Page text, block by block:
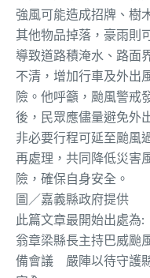
強風可能造成招牌、樹
其他物品掉落，豪雨則
導致道路積淹水、路面
不清，增加行車及外出
險。他呼籲，颱風警戒
後，民眾應儘量避免外
非必要行程可延至颱風
再處理，共同降低災害
險，確保自身安全。
圖／嘉義縣政府提供
此篇文章最開始出處為:
翁章梁縣長主持巴威颱
備會議 嚴陣以待守護